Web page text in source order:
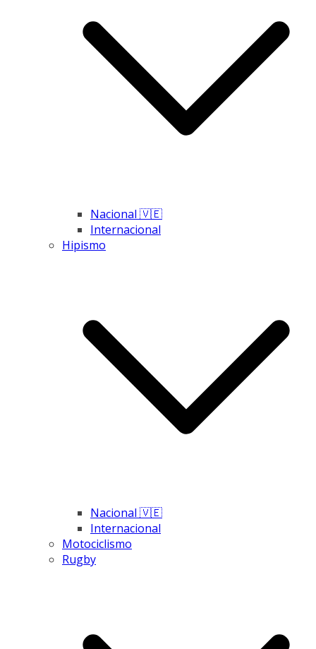
Nacional 🇻🇪
Internacional
Hipismo
Nacional 🇻🇪
Internacional
Motociclismo
Rugby